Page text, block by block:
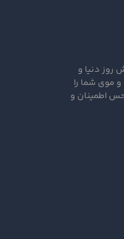
روز دنیا و
موی شما را
اطمینان و